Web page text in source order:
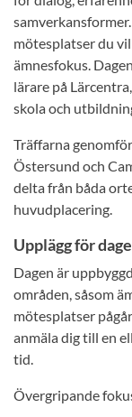
mötesplatser du
ämnesfokus.
lärare på
skola och
Träffarna
Östersund och
delta från båda
huvudplacering.
Upplägg för
Dagen är
områden, såsom
mötesplatser
anmäla dig till en
tid.
Övergripande